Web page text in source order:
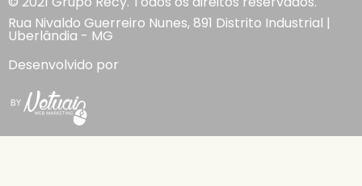
Rua Nivaldo Guerreiro Nunes, 891 Distrito Industrial |
Uberlândia - MG
Desenvolvido por